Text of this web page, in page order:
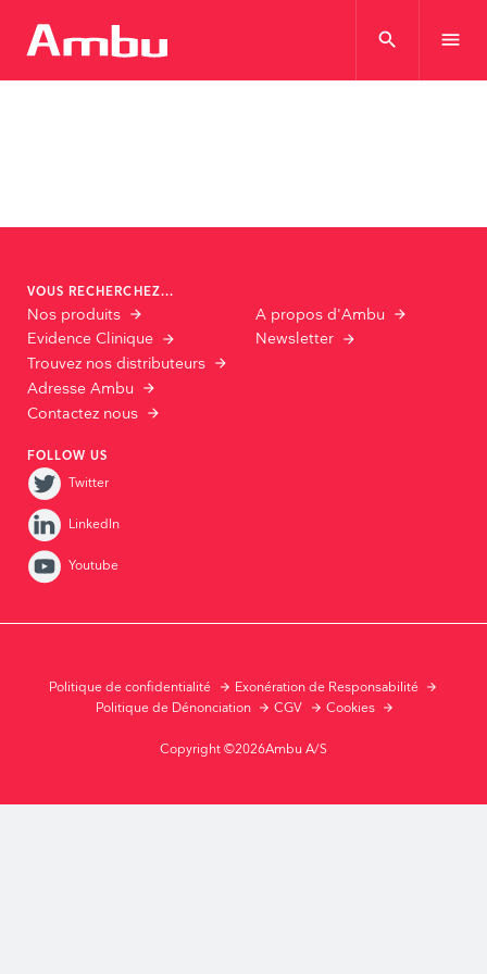
search menu
VOUS RECHERCHEZ...
Nos produits
Evidence Clinique
Trouvez nos distributeurs
Adresse Ambu
Contactez nous
A propos d'Ambu
Newsletter
FOLLOW US
Twitter
LinkedIn
Youtube
Politique de confidentialité
Exonération de Responsabilité
Politique de Dénonciation
CGV Cookies
Copyright ©2026Ambu A/S